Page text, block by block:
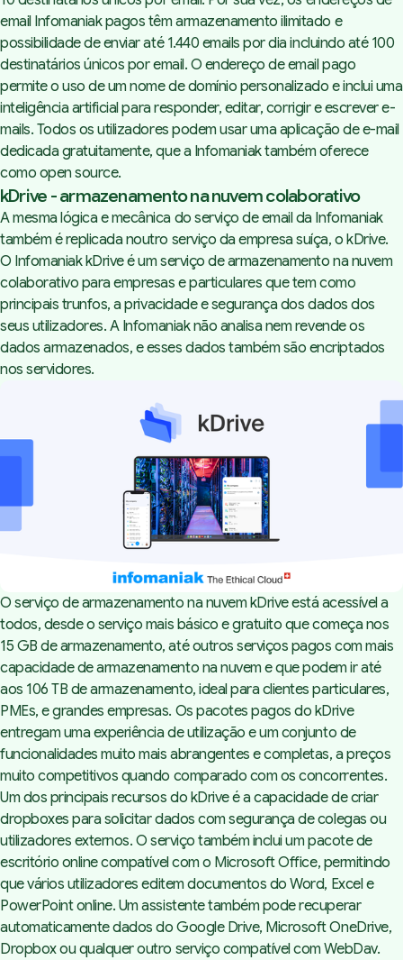
email Infomaniak pagos têm armazenamento ilimitado e
possibilidade de enviar até 1.440 emails por dia incluindo até 100
destinatários únicos por email. O endereço de email pago
permite o uso de um nome de domínio personalizado e inclui uma
inteligência artificial para responder, editar, corrigir e escrever e-
mails. Todos os utilizadores podem usar uma aplicação de e-mail
dedicada gratuitamente, que a Infomaniak também oferece
como open source.
kDrive - armazenamento na nuvem colaborativo
A mesma lógica e mecânica do serviço de email da Infomaniak
também é replicada noutro serviço da empresa suíça, o kDrive.
O Infomaniak kDriveé um serviço de armazenamento na nuvem
colaborativo para empresas e particulares que tem como
principais trunfos, a privacidade e segurança dos dados dos
seus utilizadores. A Infomaniak não analisa nem revende os
dados armazenados, e esses dados também são encriptados
nos servidores.
O serviço de armazenamento na nuvem kDrive está acessível a
todos, desde o serviço mais básico e gratuito que começa nos
15 GB de armazenamento, até outros serviços pagos com mais
capacidade de armazenamento na nuvem e que podem ir até
aos 106 TB de armazenamento, ideal para clientes particulares,
PMEs, e grandes empresas. Os pacotes pagos do kDrive
entregam uma experiência de utilização e um conjunto de
funcionalidades muito mais abrangentes e completas, a preços
muito competitivos quando comparado com os concorrentes.
Um dos principais recursos do kDrive é a capacidade de criar
dropboxes para solicitar dados com segurança de colegas ou
utilizadores externos. O serviço também inclui um pacote de
escritório online compatível com o Microsoft Office, permitindo
que vários utilizadores editem documentos do Word, Excel e
PowerPoint online. Um assistente também pode recuperar
automaticamente dados do Google Drive, Microsoft OneDrive,
Dropbox ou qualquer outro serviço compatível com WebDav.